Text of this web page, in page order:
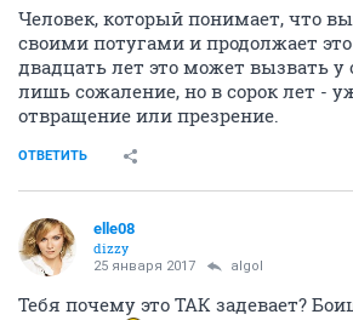
Человек, который понимает, что
своими потугами и продолжает
двадцать лет это может вызвать
лишь сожаление, но в сорок лет -
отвращение или презрение.
ОТВЕТИТЬ
elle08
dizzy
25 января 2017 аlgоl
Тебя почему это ТАК задевает?